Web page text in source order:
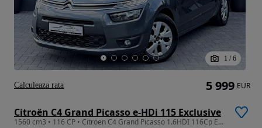
1 / 6
Citroën C4 Grand Picasso e-HDi 115 Exclusive
1560 cm3 • 116 CP • Citroen C4 Grand Picasso 1.6HDI 116Cp Euro6B 7 LOCURI
5 999 EUR
Calculeaza rata